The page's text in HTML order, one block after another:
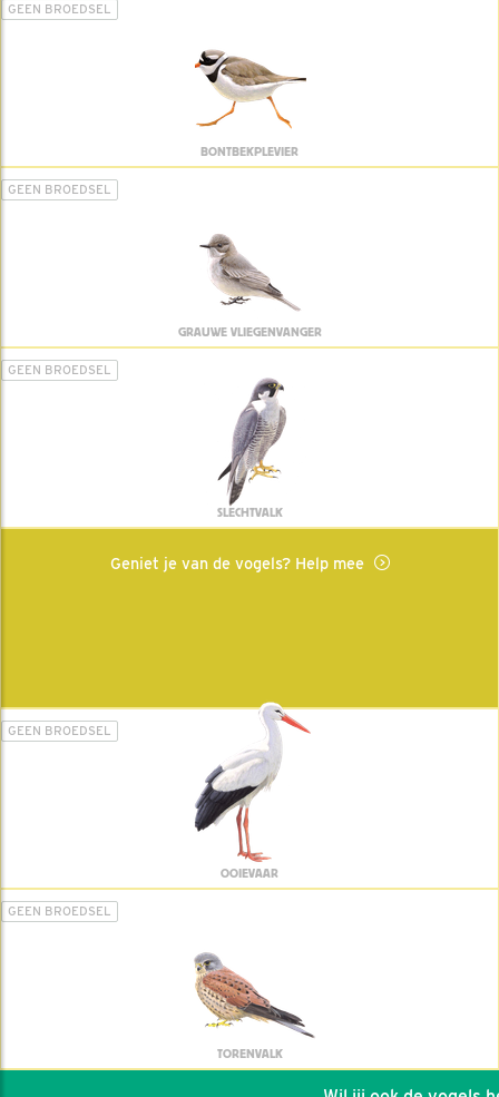
GEEN BROEDSEL
BONTBEKPLEVIER
GEEN BROEDSEL
GRAUWE VLIEGENVANGER
GEEN BROEDSEL
SLECHTVALK
Geniet je van de vogels? Help mee
GEEN BROEDSEL
OOIEVAAR
GEEN BROEDSEL
TORENVALK